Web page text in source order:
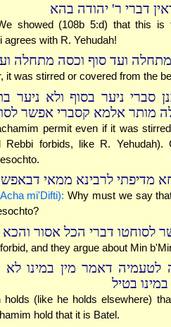
דברי ר' יהודה בהא
showed (108b 5:d) that this is
agrees with R. Yehudah!
ועד סוף וכסה מתחלה
it was stirred or covered from the
סברי ניער בסוף ולא ניער
מותר אלמא קסברי אפשר
permit even if it was
Rebbi forbids, like R. Yehudah).
מדיפתי לרבינא ממאי דבאפשר
mi'Difti): Why must we say
לסוחטו דברי הכל אסור והכא
and they argue about Min
לטעמיה דאמר מין במינו לא
בטיל
holds (like he holds elsewhere)
hold that it is Batel.